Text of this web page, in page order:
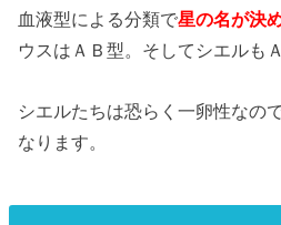
血液型による分類で星の名が決
ウスはＡＢ型。そしてシエルもＡ
シエルたちは恐らく一卵性なの
なります。